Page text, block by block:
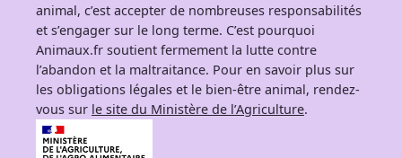
animal, c’est accepter de nombreuses responsabilités
et s’engager sur le long terme. C’est pourquoi
Animaux.fr soutient fermement la lutte contre
l’abandon et la maltraitance. Pour en savoir plus sur
les obligations légales et le bien-être animal, rendez-
vous sur le site du Ministère de l’Agriculture.